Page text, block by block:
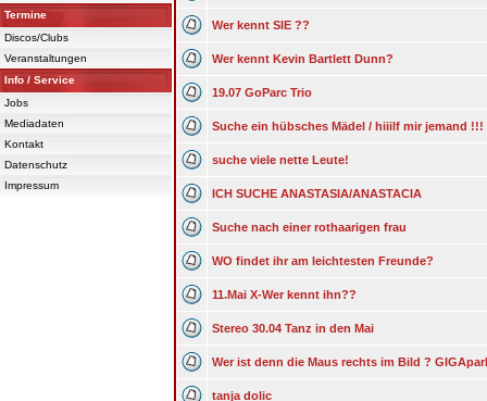
Termine
Discos/Clubs
Veranstaltungen
Info / Service
Jobs
Mediadaten
Kontakt
Datenschutz
Impressum
Wer kennt SIE ??
Wer kennt Kevin Bartlett Dunn?
19.07 GoParc Trio
Suche ein hübsches Mädel / hiiilf mir jemand !!!
suche viele nette Leute!
ICH SUCHE ANASTASIA/ANASTACIA
Suche nach einer rothaarigen frau
WO findet ihr am leichtesten Freunde?
11.Mai X-Wer kennt ihn??
Stereo 30.04 Tanz in den Mai
Wer ist denn die Maus rechts im Bild ?
tanja dolic